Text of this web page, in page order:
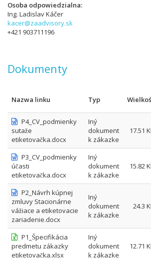
Osoba odpowiedzialna
Ing. Ladislav Káčer
kacer@zaadvisory.sk
+421 903711196
Dokumenty
Nazwa linku Typ
P4_CV_podmienky
sutaže
etiketovačka.docx
Iný
dokument
k zákazke
17.51
P3_CV_podmienky
účasti
etiketovačka.docx
Iný
dokument
k zákazke
15.82
P2_Návrh kúpnej
zmluvy Stacionárne
vážiace a etiketovacie
zariadenie.docx
Iný
dokument
k zákazke
24.3
P1_Špecifikácia
predmetu zákazky
etiketovačka.xlsx
Iný
dokument
k zákazke
12.71